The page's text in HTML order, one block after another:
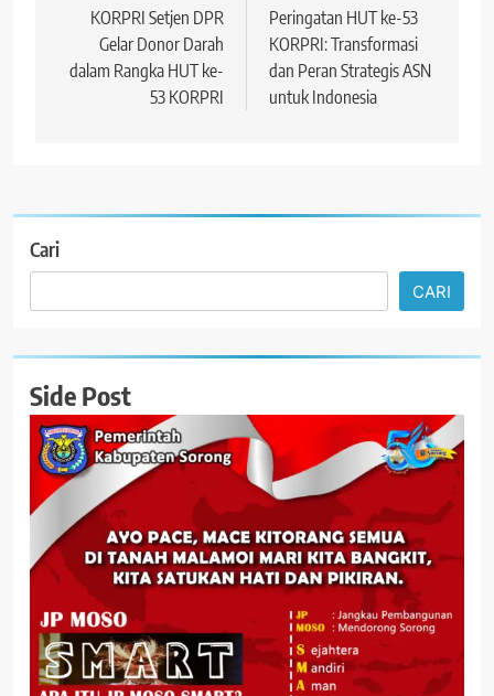
posKORPRI Setjen DPR
Gelar Donor Darah
dalam Rangka HUT ke-
53 KORPRI
Peringatan HUT ke-53
KORPRI: Transformasi
dan Peran Strategis ASN
untuk Indonesia
Cari
CARI
Side Post